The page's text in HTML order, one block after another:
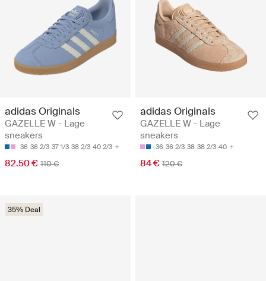
adidas Originals
GAZELLE W - Lage
sneakers
36 36 2/3 37 1/3 38 2/3 40 2/3
82.50 € 110 €
adidas Originals
GAZELLE W - Lage
sneakers
36 36 2/3 38 38 2/3 40
84 € 120 €
35% Deal